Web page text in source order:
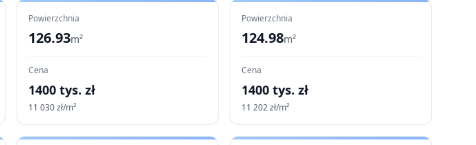
Powierzchnia
126.93m²
Cena
1400 tys. zł
11 030zł/m²
Powierzchnia
124.98m²
Cena
1400 tys. zł
11 202zł/m²